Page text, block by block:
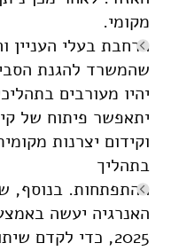
מקומי.
הרחבת בעלי העניין
שהמשרד להגנת
יהיו מעורבים
יתאפשר פיתוח של
וקידום יצרנות
בתהליך
ההתפתחות. בנוסף,
האנרגיה יעשה
2025, כדי לקדם שיתוף ידע ויוזמות לחדשנות.